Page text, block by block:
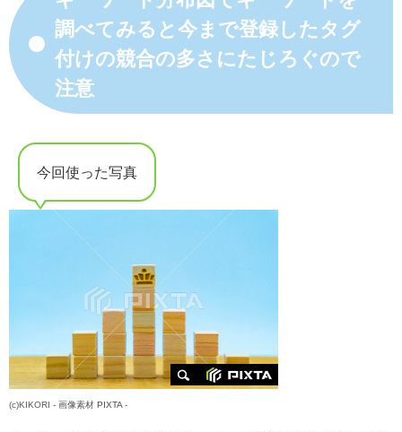
調べてみると今まで登録したタグ
付けの競合の多さにたじろぐので
注意
今回使った写真
(c)KIKORI - 画像素材 PIXTA -